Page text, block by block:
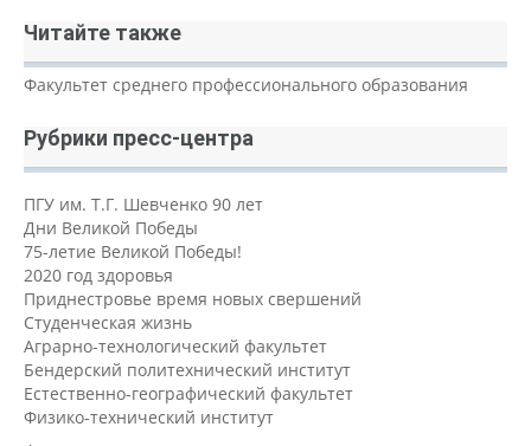
Читайте также
Факультет среднего профессионального образования
Рубрики пресс-центра
ПГУ им. Т.Г. Шевченко 90 лет
Дни Великой Победы
75-летие Великой Победы!
2020 год здоровья
Приднестровье время новых свершений
Студенческая жизнь
Аграрно-технологический факультет
Бендерский политехнический институт
Естественно-географический факультет
Физико-технический институт